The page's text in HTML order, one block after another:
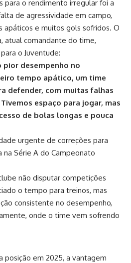
para o rendimento irregular foi a
de agressividade em campo,
apáticos e muitos gols sofridos. O
, atual comandante do time,
o Juventude:
pior desempenho no
tempo apático, um time
defender, com muitas falhas
espaço para jogar, mas
de bolas longas e pouca
urgente de correções para
na Série A do Campeonato
não disputar competições
o tempo para treinos, mas
consistente no desempenho,
onde o time vem sofrendo
posição em 2025, a vantagem